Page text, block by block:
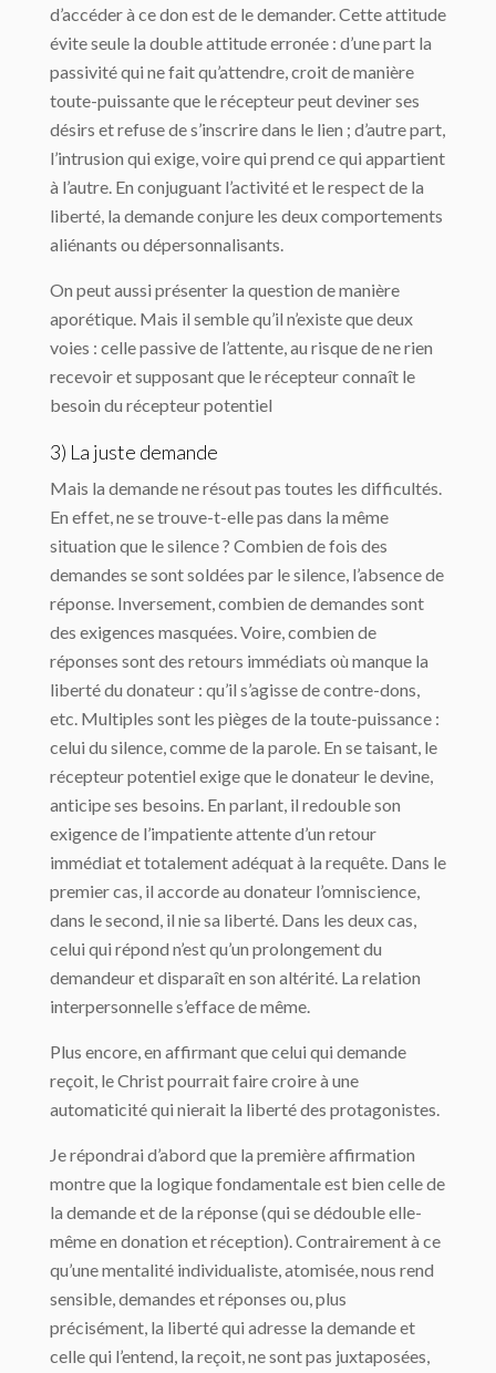
d’accéder à ce don est de le demander. Cette attitude
évite seule la double attitude erronée : d’une part la
passivité qui ne fait qu’attendre, croit de manière
toute-puissante que le récepteur peut deviner ses
désirs et refuse de s’inscrire dans le lien ; d’autre part,
l’intrusion qui exige, voire qui prend ce qui appartient
à l’autre. En conjuguant l’activité et le respect de la
liberté, la demande conjure les deux comportements
aliénants ou dépersonnalisants.
On peut aussi présenter la question de manière
aporétique. Mais il semble qu’il n’existe que deux
voies : celle passive de l’attente, au risque de ne rien
recevoir et supposant que le récepteur connaît le
besoin du récepteur potentiel
3) La juste demande
Mais la demande ne résout pas toutes les difficultés.
En effet, ne se trouve-t-elle pas dans la même
situation que le silence ? Combien de fois des
demandes se sont soldées par le silence, l’absence de
réponse. Inversement, combien de demandes sont
des exigences masquées. Voire, combien de
réponses sont des retours immédiats où manque la
liberté du donateur : qu’il s’agisse de contre-dons,
etc. Multiples sont les pièges de la toute-puissance :
celui du silence, comme de la parole. En se taisant, le
récepteur potentiel exige que le donateur le devine,
anticipe ses besoins. En parlant, il redouble son
exigence de l’impatiente attente d’un retour
immédiat et totalement adéquat à la requête. Dans le
premier cas, il accorde au donateur l’omniscience,
dans le second, il nie sa liberté. Dans les deux cas,
celui qui répond n’est qu’un prolongement du
demandeur et disparaît en son altérité. La relation
interpersonnelle s’efface de même.
Plus encore, en affirmant que celui qui demande
reçoit, le Christ pourrait faire croire à une
automaticité qui nierait la liberté des protagonistes.
Je répondrai d’abord que la première affirmation
montre que la logique fondamentale est bien celle de
la demande et de la réponse (qui se dédouble elle-
même en donation et réception). Contrairement à ce
qu’une mentalité individualiste, atomisée, nous rend
sensible, demandes et réponses ou, plus
précisément, la liberté qui adresse la demande et
celle qui l’entend, la reçoit, ne sont pas juxtaposées,